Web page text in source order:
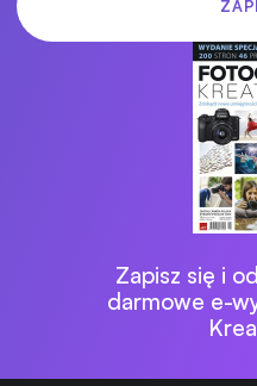
Zapisz się i
darmowe e-